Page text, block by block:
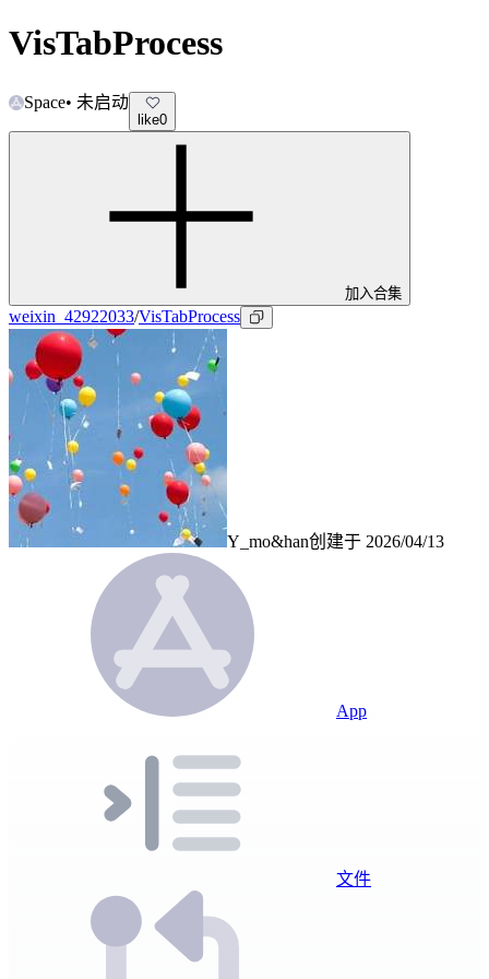
VisTabProcess
Space• 未启动
like0
加入合集
weixin_42922033/VisTabProcess
Y_mo&han创建于 2026/04/13
App
文件